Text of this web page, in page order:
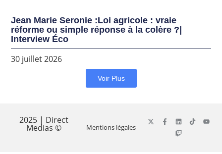
Jean Marie Seronie :Loi agricole : vraie
réforme ou simple réponse à la colère ?|
Interview Éco
30 juillet 2026
Voir Plus
2025 | Direct
Medias © Mentions légales